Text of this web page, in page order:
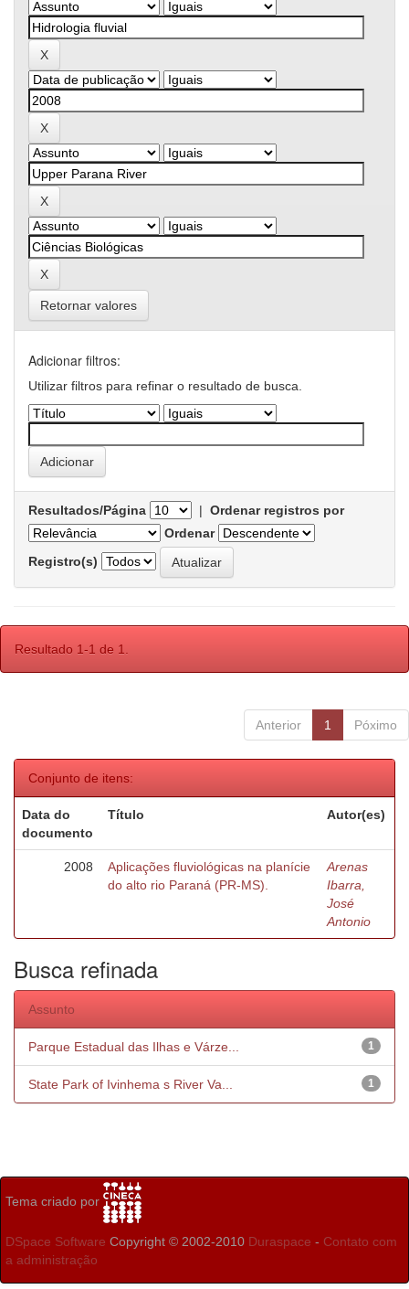
Retornar valores
Adicionar filtros:
Utilizar filtros para refinar o resultado de busca.
Resultados/Página | Ordenar registros por
Ordenar
Registro(s)
Resultado 1-1 de 1.
Anterior 1 Póximo
Conjunto de itens:
Data do
documento
Título Autor(es)
2008
Aplicações fluviológicas na planície
do alto rio Paraná (PR-MS).
Arenas
Ibarra,
José
Antonio
Busca refinada
Assunto
1
Parque Estadual das Ilhas e Várze...
1
State Park of Ivinhema s River Va...
Tema criado por
DSpace Software Copyright © 2002-2010 Duraspace - Contato com
a administração